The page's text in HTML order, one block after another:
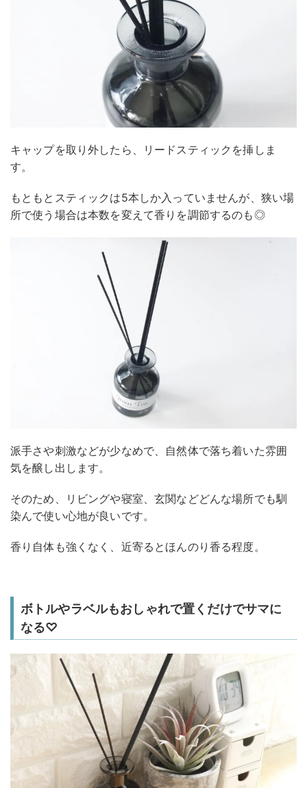
キャップを取り外したら、リードスティックを挿しま
す。
もともとスティックは5本しか入っていませんが、狭い場
所で使う場合は本数を変えて香りを調節するのも◎
派手さや刺激などが少なめで、自然体で落ち着いた雰囲
気を醸し出します。
そのため、リビングや寝室、玄関などどんな場所でも馴
染んで使い心地が良いです。
香り自体も強くなく、近寄るとほんのり香る程度。
ボトルやラベルもおしゃれで置くだけでサマに
なる♡